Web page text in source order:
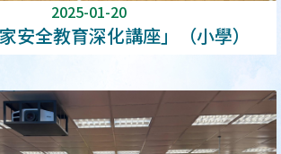
2025-01-20
安全教育深化講座」（小學）